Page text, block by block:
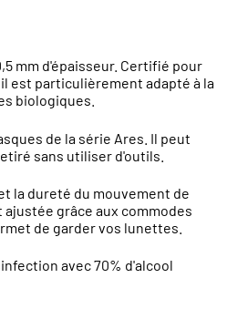
mm d'épaisseur. Certifié pour
est particulièrement adapté à la
biologiques.
de la série Ares. Il peut
sans utiliser d'outils.
la dureté du mouvement de
grâce aux commodes
de garder vos lunettes.
avec 70% d'alcool